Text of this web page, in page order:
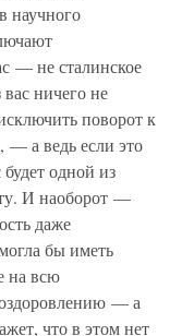
научного
— не сталинское
ничего не
поворот к
— а ведь если это
одной из
И наоборот —
даже
бы иметь
на всю
— а
что в этом нет